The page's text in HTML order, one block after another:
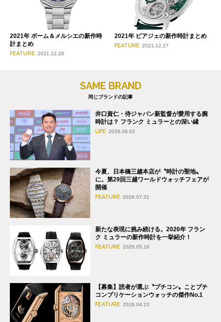
2021年 ボーム＆メルシエの新作時
計まとめ
FEATURE 2021.12.28
2021年 ピアジェの新作時計まとめ
FEATURE 2021.12.27
SAME BRAND
同じブランドの記事
井口資仁・侍ジャパン新監督が愛用する腕
時計は？ フランク ミュラーとの深い縁
LIFE 2026.08.02
今夏、日本橋三越本店が〝時計の聖地〟
に。第29回三越ワールドウォッチフェアが
開催
FEATURE 2026.07.31
新たな表現に挑み続ける。2026年 フラン
ク ミュラーの新作時計を一挙紹介！
FEATURE 2026.05.16
【募集】読者が選ぶ〝プチコン〟ことプチ
コンプリケーションウォッチの傑作No.1
FEATURE 2026.04.23